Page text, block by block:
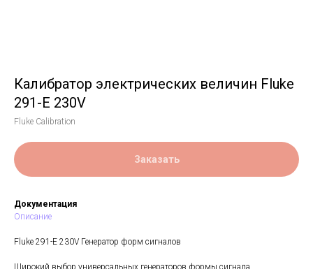
Калибратор электрических величин Fluke
291-E 230V
Fluke Calibration
Заказать
Документация
Описание
Fluke 291-E 230V Генератор форм сигналов
Широкий выбор универсальных генераторов формы сигнала